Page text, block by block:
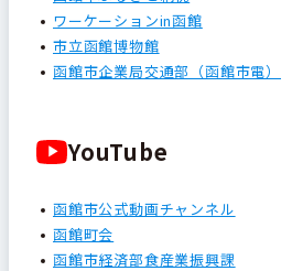
ワーケーションin函館
市立函館博物館
函館市企業局交通部（函館市電）
YouTube
函館市公式動画チャンネル
函館町会
函館市経済部食産業振興課